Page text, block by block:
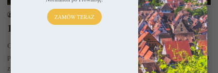
26 lutego 2026
10 sielskich wiosek we Francji
Ostatnie lata poświęciłem na intensywne eksplorowanie francuskiej
prowincji, która zgodnie z przewidywaniami tonie wręcz we wspaniałych
zabytkach. Owocem tego działania…
ZAMÓW TERAZ